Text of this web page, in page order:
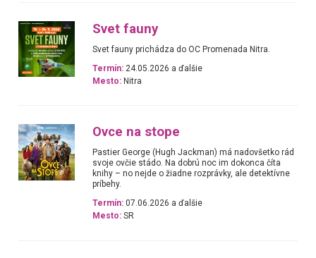
Svet fauny
Svet fauny prichádza do OC Promenada Nitra.
Termín: 24.05.2026 a ďalšie
Mesto: Nitra
Ovce na stope
Pastier George (Hugh Jackman) má nadovšetko rád
svoje ovčie stádo. Na dobrú noc im dokonca číta
knihy – no nejde o žiadne rozprávky, ale detektívne
príbehy.
Termín: 07.06.2026 a ďalšie
Mesto: SR